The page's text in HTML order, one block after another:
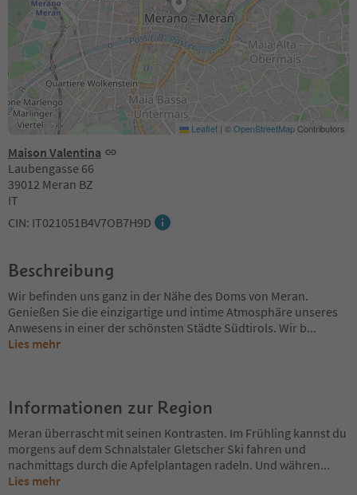
Maison Valentina
Laubengasse 66
39012 Meran BZ
IT
CIN: IT021051B4V7OB7H9D
Leaflet | ©OpenStreetMap Contributors
Beschreibung
Wir befinden uns ganz in der Nähe des Doms von Meran.
Genießen Sie die einzigartige und intime Atmosphäre unseres
Anwesens in einer der schönsten Städte Südtirols. Wir b...
Lies mehr
Informationen zur Region
Meran überrascht mit seinen Kontrasten. Im Frühling kannst du
morgens auf dem Schnalstaler Gletscher Ski fahren und
nachmittags durch die Apfelplantagen radeln. Und währen...
Lies mehr